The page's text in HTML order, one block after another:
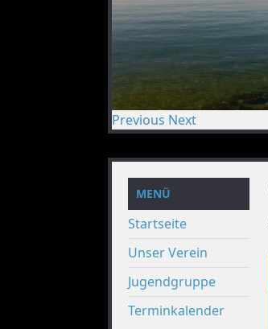
Previous Next
MENÜ
Startseite
Unser Verein
Jugendgruppe
Terminkalender